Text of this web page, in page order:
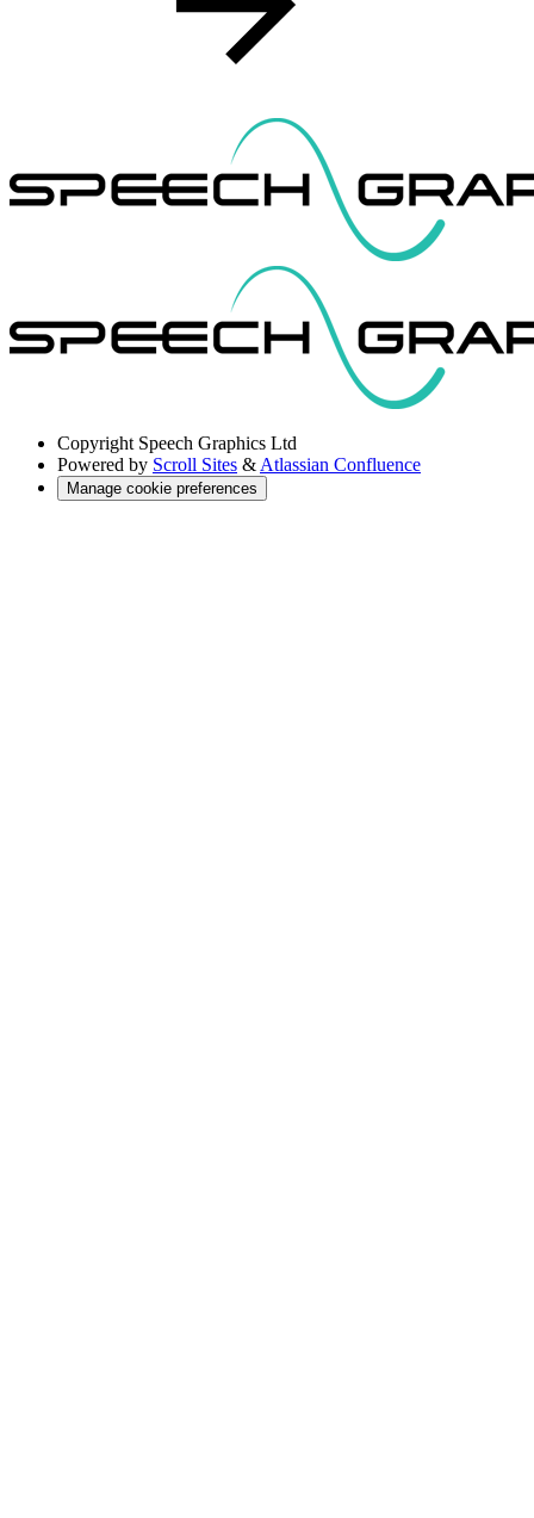
Copyright Speech Graphics Ltd
Powered by Scroll Sites & Atlassian Confluence
Manage cookie preferences